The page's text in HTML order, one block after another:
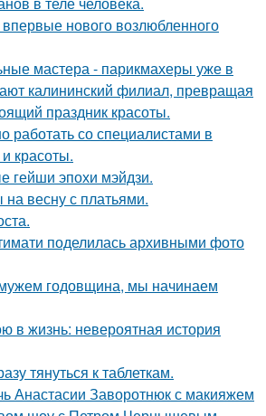
нового возлюбленного
мастера - парикмахеры уже в
калининский филиал, превращая
праздник красоты.
работать со специалистами в
красоты.
гейши эпохи мэйдзи.
весну с платьями.
поделилась архивными фото
годовщина, мы начинаем
в жизнь: невероятная история
тянуться к таблеткам.
Анастасии Заворотнюк с макияжем